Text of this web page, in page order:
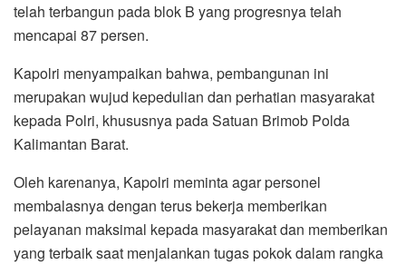
telah terbangun pada blok B yang progresnya telah
mencapai 87 persen.
Kapolri menyampaikan bahwa, pembangunan ini
merupakan wujud kepedulian dan perhatian masyarakat
kepada Polri, khususnya pada Satuan Brimob Polda
Kalimantan Barat.
Oleh karenanya, Kapolri meminta agar personel
membalasnya dengan terus bekerja memberikan
pelayanan maksimal kepada masyarakat dan memberikan
yang terbaik saat menjalankan tugas pokok dalam rangka